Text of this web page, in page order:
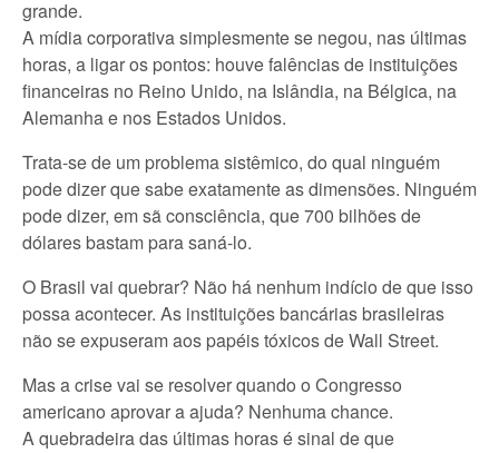
grande.
A mídia corporativa simplesmente se negou, nas últimas
horas, a ligar os pontos: houve falências de instituições
financeiras no Reino Unido, na Islândia, na Bélgica, na
Alemanha e nos Estados Unidos.
Trata-se de um problema sistêmico, do qual ninguém
pode dizer que sabe exatamente as dimensões. Ninguém
pode dizer, em sã consciência, que 700 bilhões de
dólares bastam para saná-lo.
O Brasil vai quebrar? Não há nenhum indício de que isso
possa acontecer. As instituições bancárias brasileiras
não se expuseram aos papéis tóxicos de Wall Street.
Mas a crise vai se resolver quando o Congresso
americano aprovar a ajuda? Nenhuma chance.
A quebradeira das últimas horas é sinal de que